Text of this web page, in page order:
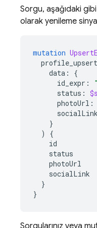
Sorgu, aşağıdaki
olarak yenileme
mutation
profile_upsert
data :
{
id_expr :
status :
photoUrl :
socialLink
}
)
{
id
status
photoUrl
socialLink
}
}
Sorgularınız veya